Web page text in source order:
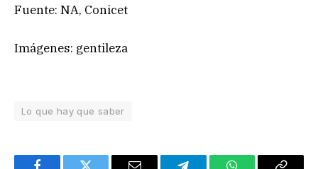
Fuente: NA, Conicet
Imágenes: gentileza
Lo que hay que saber